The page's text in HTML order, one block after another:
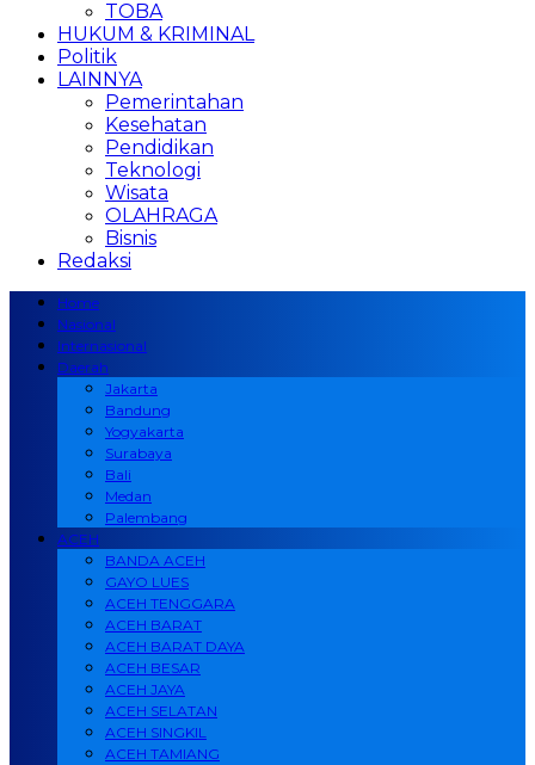
TOBA
HUKUM & KRIMINAL
Politik
LAINNYA
Pemerintahan
Kesehatan
Pendidikan
Teknologi
Wisata
OLAHRAGA
Bisnis
Redaksi
Home
Nasional
Internasional
Daerah
Jakarta
Bandung
Yogyakarta
Surabaya
Bali
Medan
Palembang
ACEH
BANDA ACEH
GAYO LUES
ACEH TENGGARA
ACEH BARAT
ACEH BARAT DAYA
ACEH BESAR
ACEH JAYA
ACEH SELATAN
ACEH SINGKIL
ACEH TAMIANG